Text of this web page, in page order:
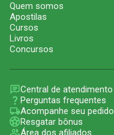
Quem somos
Apostilas
Cursos
Livros
Concursos
Central de atendimento
Perguntas frequentes
Acompanhe seu pedido
Resgatar bônus
Área dos afiliados